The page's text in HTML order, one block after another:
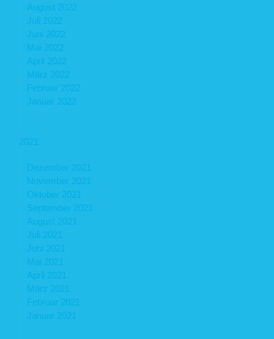
August 2022
Juli 2022
Juni 2022
Mai 2022
April 2022
März 2022
Februar 2022
Januar 2022
2021
Dezember 2021
November 2021
Oktober 2021
September 2021
August 2021
Juli 2021
Juni 2021
Mai 2021
April 2021
März 2021
Februar 2021
Januar 2021